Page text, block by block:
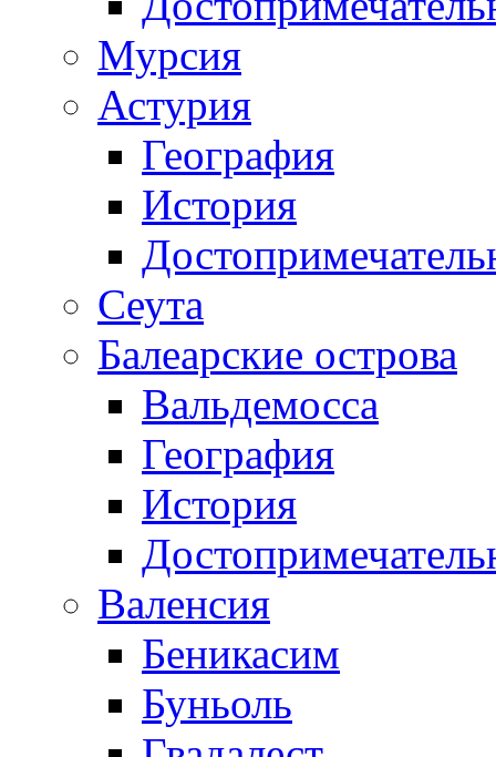
Мурсия
Астурия
География
История
Сеута
Балеарские острова
Вальдемосса
География
История
Валенсия
Беникасим
Буньоль